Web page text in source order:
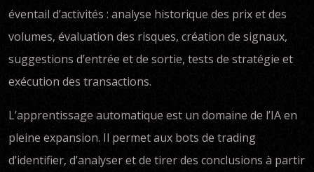
éventail d’activités : analyse historique des prix et des
volumes, évaluation des risques, création de signaux,
suggestions d’entrée et de sortie, tests de stratégie et
exécution des transactions.
L’apprentissage automatique est un domaine de l’IA en
pleine expansion. Il permet aux bots de trading
d’identifier, d’analyser et de tirer des conclusions à partir